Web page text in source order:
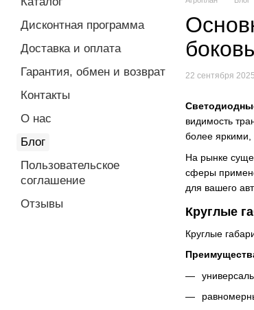
22 сентября 2025
видимость
более
На рынке
сферы
для вашего
Круглые
Круглые
Дисконтная программа
Доставка и оплата
Гарантия, обмен и возврат
Контакты
О нас
Блог
Пользовательское
соглашение
Отзывы